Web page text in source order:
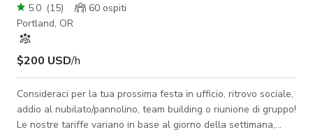
5.0 (15) 60 ospiti
Portland, OR
$200 USD/h
Consideraci per la tua prossima festa in ufficio, ritrovo sociale,
addio al nubilato/pannolino, team building o riunione di gruppo!
Le nostre tariffe variano in base al giorno della settimana,